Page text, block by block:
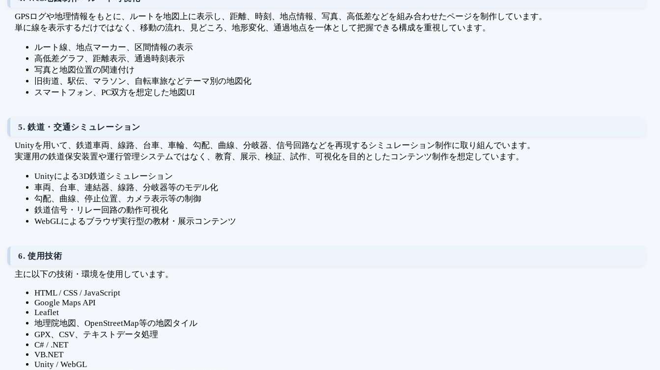
GPSログや地理情報をもとに、ルートを地図上に表示し、距離、時刻、地点情報、写真、高低差などを組み合わせたページを制作しています。
単に線を表示するだけではなく、移動の流れ、見どころ、地形変化、通過地点を一体として把握できる構成を重視しています。
ルート線、地点マーカー、区間情報の表示
高低差グラフ、距離表示、通過時刻表示
写真と地図位置の関連付け
旧街道、駅伝、マラソン、自転車旅などテーマ別の地図化
スマートフォン、PC双方を想定した地図UI
5. 鉄道・交通シミュレーション
Unityを用いて、鉄道車両、線路、台車、車輪、勾配、曲線、分岐器、信号回路などを再現するシミュレーション制作に取り組んでいます。
実運用の鉄道保安装置や運行管理システムではなく、教育、展示、検証、試作、可視化を目的としたコンテンツ制作を想定しています。
Unityによる3D鉄道シミュレーション
車両、台車、連結器、線路、分岐器等のモデル化
勾配、曲線、停止位置、カメラ表示等の制御
鉄道信号・リレー回路の動作可視化
WebGLによるブラウザ実行型の教材・展示コンテンツ
6. 使用技術
主に以下の技術・環境を使用しています。
HTML / CSS / JavaScript
Google Maps API
Leaflet
地理院地図、OpenStreetMap等の地図タイル
GPX、CSV、テキストデータ処理
C# / .NET
VB.NET
Unity / WebGL